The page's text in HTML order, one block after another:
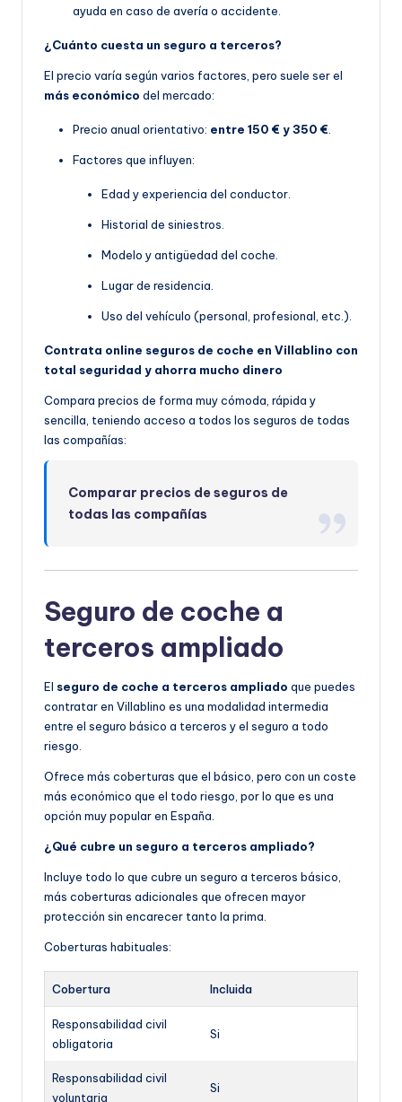
ayuda en caso de avería o accidente.
¿Cuánto cuesta un seguro a terceros?
El precio varía según varios factores, pero suele ser el
más económico del mercado:
Precio anual orientativo: entre 150 € y 350 €.
Factores que influyen:
Edad y experiencia del conductor.
Historial de siniestros.
Modelo y antigüedad del coche.
Lugar de residencia.
Uso del vehículo (personal, profesional, etc.).
Contrata online seguros de coche en Villablino con
total seguridad y ahorra mucho dinero
Compara precios de forma muy cómoda, rápida y
sencilla, teniendo acceso a todos los seguros de todas
las compañías:
Comparar precios de seguros de
todas las compañías
Seguro de coche a
terceros ampliado
El seguro de coche a terceros ampliado que puedes
contratar en Villablino es una modalidad intermedia
entre el seguro básico a terceros y el seguro a todo
riesgo.
Ofrece más coberturas que el básico, pero con un coste
más económico que el todo riesgo, por lo que es una
opción muy popular en España.
¿Qué cubre un seguro a terceros ampliado?
Incluye todo lo que cubre un seguro a terceros básico,
más coberturas adicionales que ofrecen mayor
protección sin encarecer tanto la prima.
Coberturas habituales:
Cobertura Incluida
Responsabilidad civil
obligatoria
Si
Responsabilidad civil
voluntaria
Si